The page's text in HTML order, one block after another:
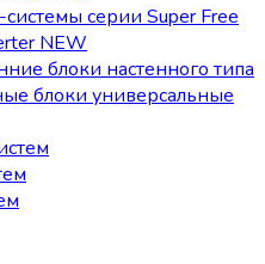
серии Super Free
NEW
блоки настенного типа
блоки универсальные